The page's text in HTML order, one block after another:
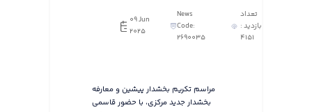
09 Jun
2025
News
Code:
2690035
تعداد
بازدید :
4151
مراسم تکریم بخشدار پیشین و معارفه
بخشدار جدید مرکزی، با حضور قاسمی